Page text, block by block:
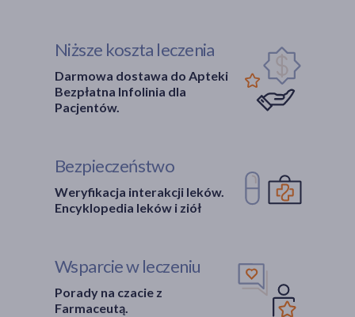
Niższe koszta leczenia
Darmowa dostawa do Apteki
Bezpłatna Infolinia dla
Pacjentów.
Bezpieczeństwo
Weryfikacja interakcji leków.
Encyklopedia leków i ziół
Wsparcie w leczeniu
Porady na czacie z
Farmaceutą.